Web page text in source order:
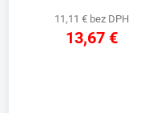
11,11 € bez DPH
13,67 €